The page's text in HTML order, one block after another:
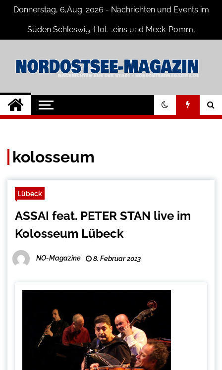
SkipDonnerstag, 6,Aug. 2026 - Nachrichten und Events im
Süden Schleswig-Holsteins und Meck-Pomm,
Nord-Ostsee-
Magazine Blog
Der Blog der Nord-Ostsee Magazine
kolosseum
Lübeck
ASSAI feat. PETER STAN live im
Kolosseum Lübeck
NO-Magazine 8. Februar 2013